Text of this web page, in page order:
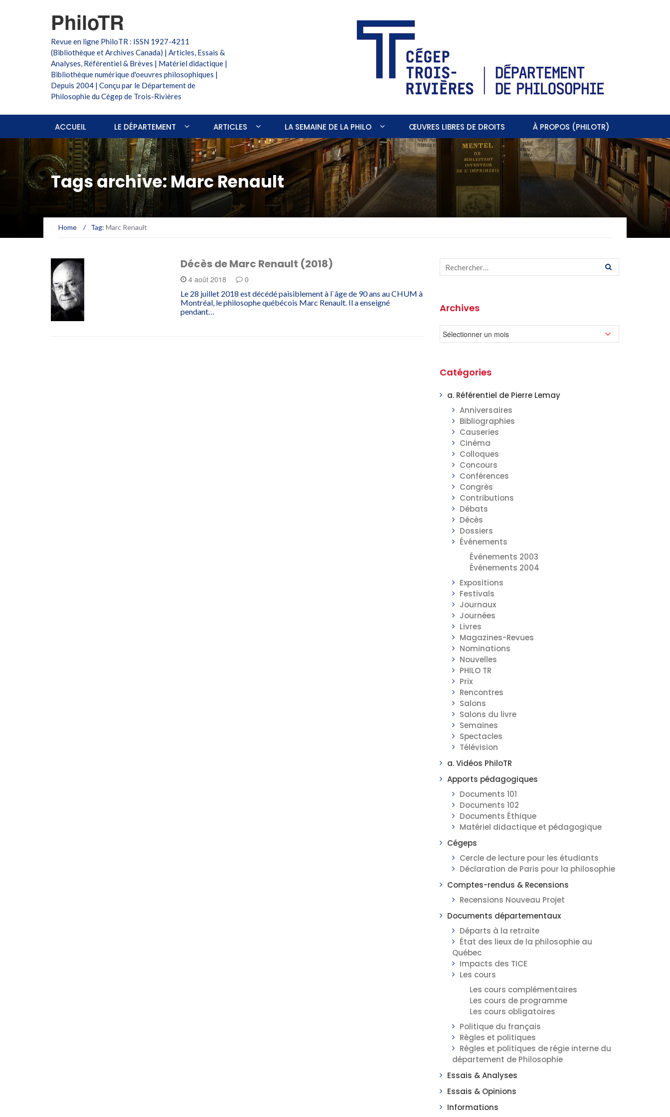
PhiloTR
Revue en ligne PhiloTR : ISSN 1927-4211
(Bibliothèque et Archives Canada) | Articles, Essais &
Analyses, Référentiel & Brèves | Matériel didactique |
Bibliothèque numérique d'oeuvres philosophiques |
Depuis 2004 | Conçu par le Département de
Philosophie du Cégep de Trois-Rivières
ACCUEIL LE DÉPARTEMENT ARTICLES LA SEMAINE DE LA PHILO ŒUVRES LIBRES DE DROITS À PROPOS (PHILOTR)
Tags archive: Marc Renault
Home / Tag: Marc Renault
Décès de Marc Renault (2018)
4 août 2018 0
Le 28 juillet 2018 est décédé paisiblement à l`âge de 90 ans au CHUM à
Montréal, le philosophe québécois Marc Renault. Il a enseigné
pendant…
Archives
Catégories
a. Référentiel de Pierre Lemay
Anniversaires
Bibliographies
Causeries
Cinéma
Colloques
Concours
Conférences
Congrès
Contributions
Débats
Décès
Dossiers
Événements
Événements 2003
Événements 2004
Expositions
Festivals
Journaux
Journées
Livres
Magazines-Revues
Nominations
Nouvelles
PHILO TR
Prix
Rencontres
Salons
Salons du livre
Semaines
Spectacles
Télévision
a. Vidéos PhiloTR
Apports pédagogiques
Documents 101
Documents 102
Documents Éthique
Matériel didactique et pédagogique
Cégeps
Cercle de lecture pour les étudiants
Déclaration de Paris pour la philosophie
Comptes-rendus & Recensions
Recensions Nouveau Projet
Documents départementaux
Départs à la retraite
État des lieux de la philosophie au
Québec
Impacts des TICE
Les cours
Les cours complémentaires
Les cours de programme
Les cours obligatoires
Politique du français
Règles et politiques
Règles et politiques de régie interne du
département de Philosophie
Essais & Analyses
Essais & Opinions
Informations